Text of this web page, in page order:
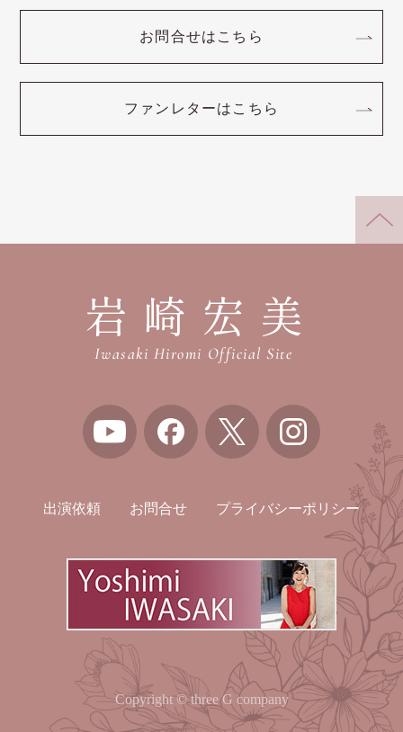
お問合せはこちら
ファンレターはこちら
岩崎宏美
Iwasaki Hiromi Official Site
出演依頼 お問合せ プライバシーポリシー
Copyright © three G company